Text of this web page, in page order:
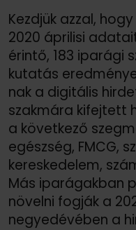
Kezdjük azzal,
2020 áprilisi
érintő, 183 iparági
kutatás
nak a digitális
szakmára kifejtett
a következő
egészség, FMCG,
kereskedelem,
Más iparágakban
növelni fogják a
negyedévében a